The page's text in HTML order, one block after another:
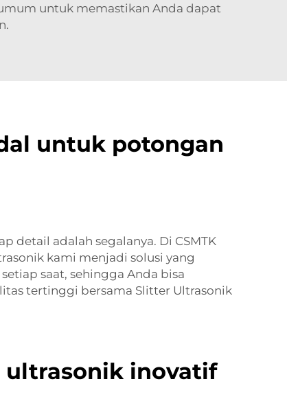
untuk memastikan Anda dapat
untuk potongan
detail adalah segalanya. Di CSMTK
kami menjadi solusi yang
saat, sehingga Anda bisa
tertinggi bersama Slitter Ultrasonik
ultrasonik inovatif